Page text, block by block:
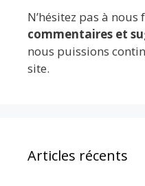
N’hésitez pas à
commentaires et
nous puissions
site.
Articles récents